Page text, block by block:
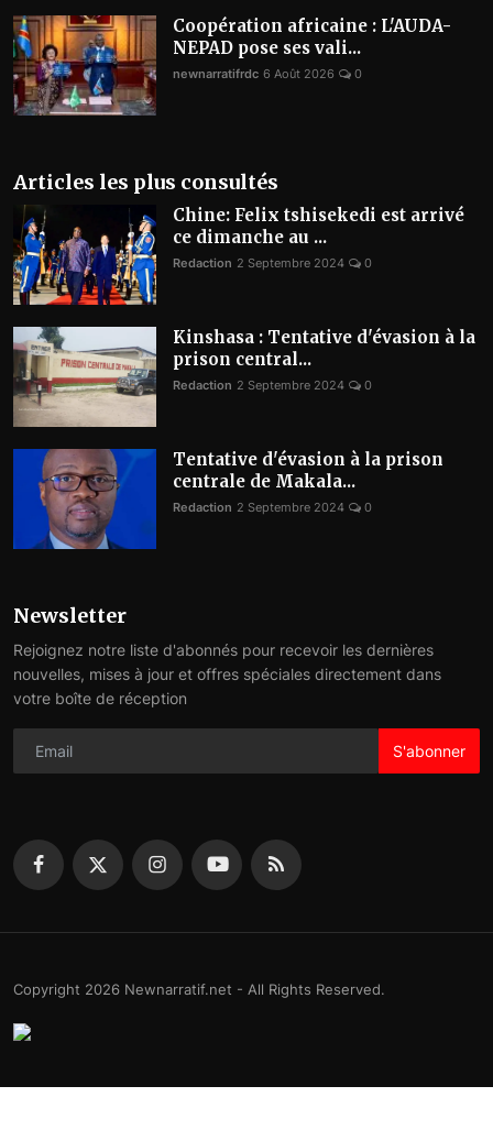
Coopération africaine : L'AUDA-
NEPAD pose ses vali...
newnarratifrdc 6 Août 2026 0
Articles les plus consultés
Chine: Felix tshisekedi est arrivé
ce dimanche au ...
Redaction 2 Septembre 2024 0
Kinshasa : Tentative d'évasion à la
prison central...
Redaction 2 Septembre 2024 0
Tentative d'évasion à la prison
centrale de Makala...
Redaction 2 Septembre 2024 0
Newsletter
Rejoignez notre liste d'abonnés pour recevoir les dernières
nouvelles, mises à jour et offres spéciales directement dans
votre boîte de réception
S'abonner
Copyright 2026 Newnarratif.net - All Rights Reserved.